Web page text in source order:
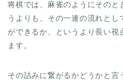
将棋では、麻雀のようにそのと
うよりも、その一連の流れとし
ができるか、というより長い視
ます。
その詰みに繋がるかどうかと言